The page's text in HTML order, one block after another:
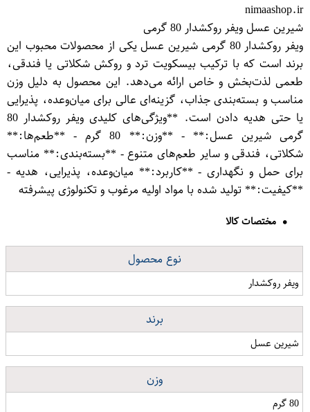
nimaashop.ir
شیرین عسل ویفر روکشدار 80 گرمی
ویفر روکشدار 80 گرمی شیرین عسل یکی از محصولات محبوب این
برند است که با ترکیب بیسکویت ترد و روکش شکلاتی یا فندقی،
طعمی لذت‌بخش و خاص ارائه می‌دهد. این محصول به دلیل وزن
مناسب و بسته‌بندی جذاب، گزینه‌ای عالی برای میان‌وعده، پذیرایی
یا حتی هدیه دادن است. **ویژگی‌های کلیدی ویفر روکشدار 80
گرمی شیرین عسل:** - **وزن:** 80 گرم - **طعم‌ها:**
شکلاتی، فندقی و سایر طعم‌های متنوع - **بسته‌بندی:** مناسب
برای حمل و نگهداری - **کاربرد:** میان‌وعده، پذیرایی، هدیه -
**کیفیت:** تولید شده با مواد اولیه مرغوب و تکنولوژی پیشرفته
مختصات کالا
نوع محصول
ویفر روکشدار
برند
شیرین عسل
وزن
80 گرم